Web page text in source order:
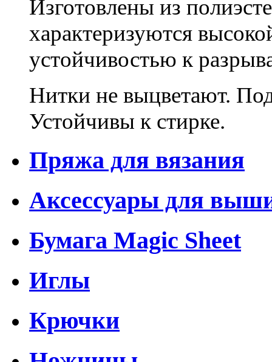
Изготовлены из
характеризуются
устойчивостью к
Нитки не выцветают.
Устойчивы к стирке.
Пряжа для вязания
Аксессуары для
Бумага Magic Sheet
Иглы
Крючки